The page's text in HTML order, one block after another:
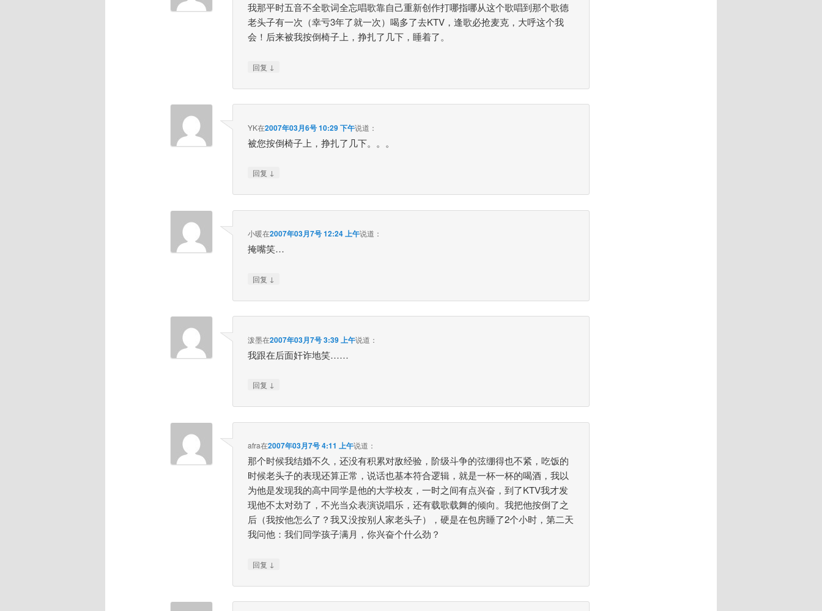
我那平时五音不全歌词全忘唱歌靠自己重新创作打哪指哪从这个歌唱到那个歌德
老头子有一次（幸亏3年了就一次）喝多了去KTV，逢歌必抢麦克，大呼这个我
会！后来被我按倒椅子上，挣扎了几下，睡着了。
回复 ↓
YK在2007年03月6号 10:29 下午说道：
被您按倒椅子上，挣扎了几下。。。
回复 ↓
小暖在2007年03月7号 12:24 上午说道：
掩嘴笑…
回复 ↓
泼墨在2007年03月7号 3:39 上午说道：
我跟在后面奸诈地笑……
回复 ↓
afra在2007年03月7号 4:11 上午说道：
那个时候我结婚不久，还没有积累对敌经验，阶级斗争的弦绷得也不紧，吃饭的
时候老头子的表现还算正常，说话也基本符合逻辑，就是一杯一杯的喝酒，我以
为他是发现我的高中同学是他的大学校友，一时之间有点兴奋，到了KTV我才发
现他不太对劲了，不光当众表演说唱乐，还有载歌载舞的倾向。我把他按倒了之
后（我按他怎么了？我又没按别人家老头子），硬是在包房睡了2个小时，第二天
我问他：我们同学孩子满月，你兴奋个什么劲？
回复 ↓